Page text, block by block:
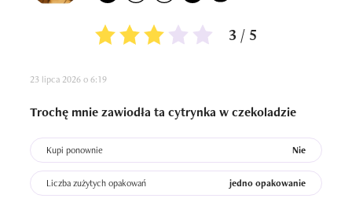
3 / 5
23 lipca 2026 o 6:19
Trochę mnie zawiodła ta cytrynka w czekoladzie
Kupi ponownie Nie
Liczba zużytych opakowań jedno opakowanie